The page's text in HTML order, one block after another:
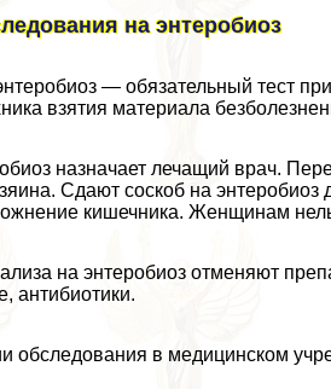
на энтеробиоз
— обязательный тест
взятия материала
назначает лечащий врач.
Сдают соскоб на
кишечника. Женщинам
на энтеробиоз отменяют
антибиотики.
обследования в медицинском